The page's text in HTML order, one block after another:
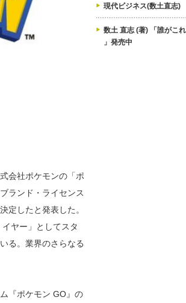
会社ポケモンの「ポ
ランド・ライセンス
定したと発表した。
ヤー」としてスタ
る。業界のさらなる
『ポケモン GO』の
現代ビジネス(数土直志)
数土 直志 (著) 「誰がこ
」発売中